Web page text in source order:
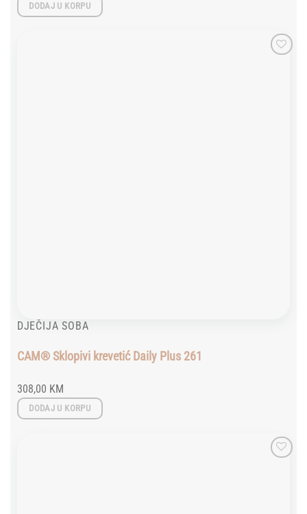
DODAJ U KORPU
DJEČIJA SOBA
CAM® Sklopivi krevetić Daily Plus 261
308,00 KM
DODAJ U KORPU